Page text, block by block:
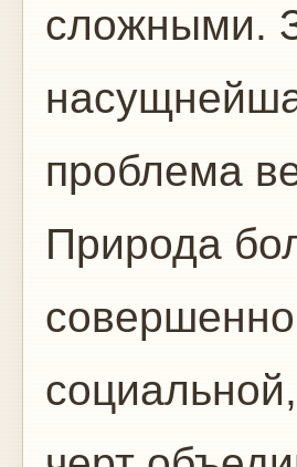
сложными.
проблема
Природа